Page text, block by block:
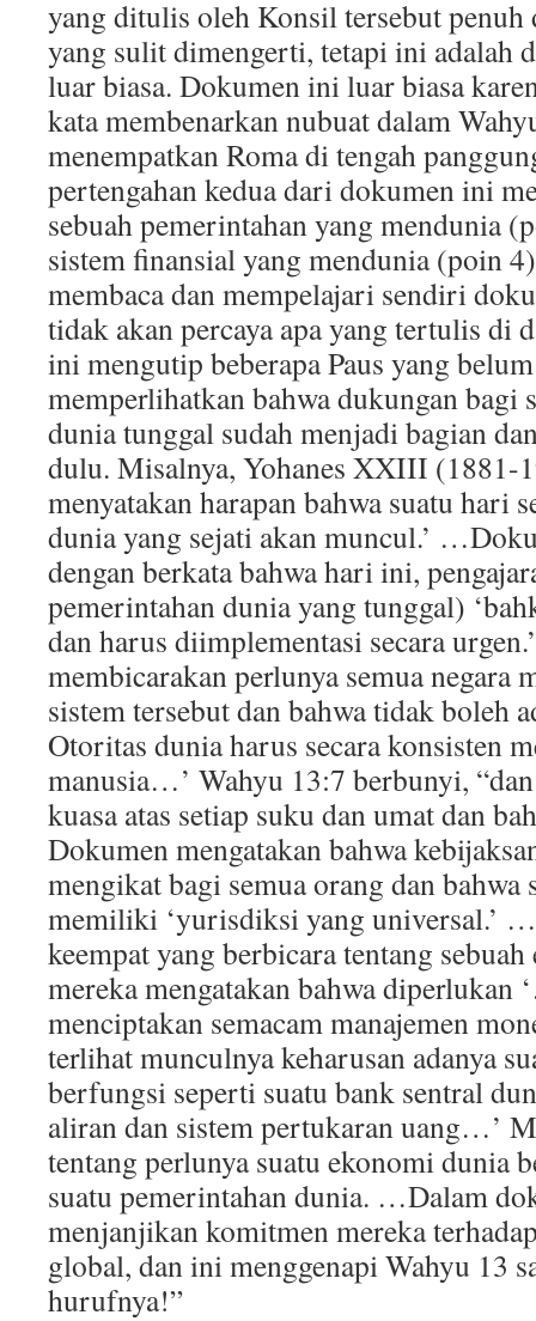
yang ditulis oleh Konsil tersebut penuh
yang sulit dimengerti, tetapi ini adalah
luar biasa. Dokumen ini luar biasa
kata membenarkan nubuat dalam
menempatkan Roma di tengah
pertengahan kedua dari dokumen ini
sebuah pemerintahan yang mendunia
sistem finansial yang mendunia (poin
membaca dan mempelajari sendiri
tidak akan percaya apa yang tertulis
ini mengutip beberapa Paus yang
memperlihatkan bahwa dukungan bagi
dunia tunggal sudah menjadi bagian
dulu. Misalnya, Yohanes XXIII (1881-
menyatakan harapan bahwa suatu hari
dunia yang sejati akan muncul.’
dengan berkata bahwa hari ini,
pemerintahan dunia yang tunggal)
dan harus diimplementasi secara
membicarakan perlunya semua negara
sistem tersebut dan bahwa tidak boleh
Otoritas dunia harus secara konsisten
manusia…’ Wahyu 13:7 berbunyi,
kuasa atas setiap suku dan umat dan
Dokumen mengatakan bahwa
mengikat bagi semua orang dan bahwa
memiliki ‘yurisdiksi yang universal.’
keempat yang berbicara tentang
mereka mengatakan bahwa
menciptakan semacam manajemen
terlihat munculnya keharusan adanya
berfungsi seperti suatu bank sentral
aliran dan sistem pertukaran uang…’
tentang perlunya suatu ekonomi dunia
suatu pemerintahan dunia. …Dalam
menjanjikan komitmen mereka
global, dan ini menggenapi Wahyu 13
hurufnya!”